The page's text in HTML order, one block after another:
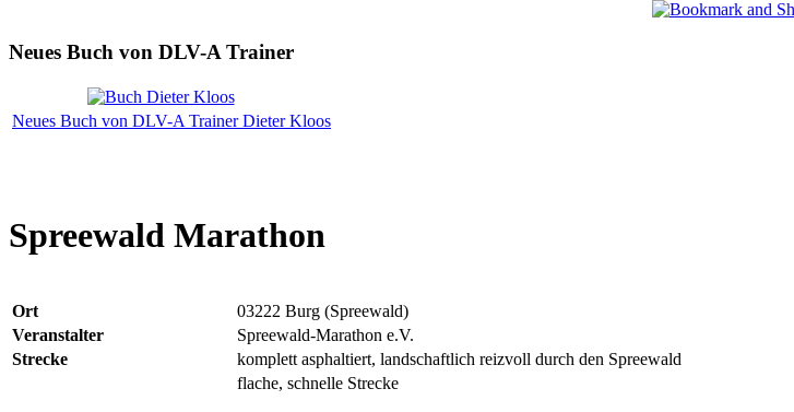
Neues Buch von DLV-A Trainer
Neues Buch von DLV-A Trainer Dieter Kloos
Spreewald Marathon
Ort
03222 Burg (Spreewald)
Veranstalter
Spreewald-Marathon e.V.
Strecke
komplett asphaltiert, landschaftlich reizvoll durch den Spreewald
flache, schnelle Strecke